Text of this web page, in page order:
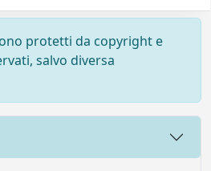
protetti da copyright e
salvo diversa